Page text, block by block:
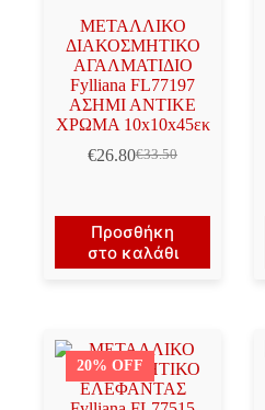
ΜΕΤΑΛΛΙΚΟ
ΔΙΑΚΟΣΜΗΤΙΚΟ
ΑΓΑΛΜΑΤΙΔΙΟ
Fylliana FL77197
ΑΣΗΜΙ ΑΝΤΙΚΕ
ΧΡΩΜΑ 10x10x45εκ
€33.50
Original
€33.50.
€26.80Η
είναι:
€26.80.
Προσθήκη
στο καλάθι
20% OFF